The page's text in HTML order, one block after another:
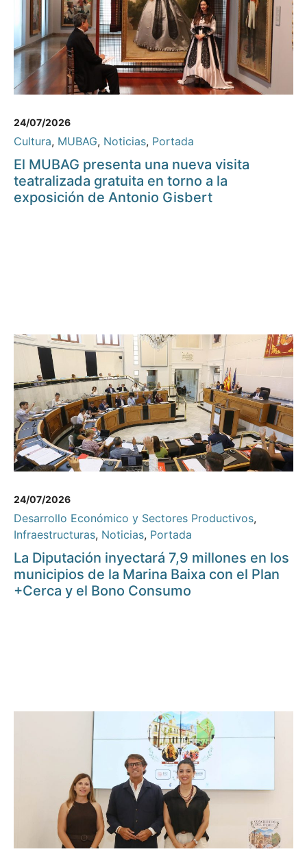
24/07/2026
Cultura, MUBAG, Noticias, Portada
El MUBAG presenta una nueva visita
teatralizada gratuita en torno a la
exposición de Antonio Gisbert
24/07/2026
Desarrollo Económico y Sectores Productivos,
Infraestructuras, Noticias, Portada
La Diputación inyectará 7,9 millones en los
municipios de la Marina Baixa con el Plan
+Cerca y el Bono Consumo